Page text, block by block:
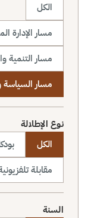
الكل
مسار الإدارة
مسار التنمية
مسار السياسة
نوع الإطلالة
الكل
مقابلة
السنة